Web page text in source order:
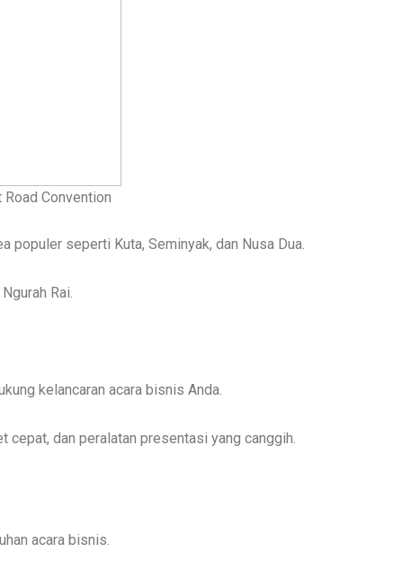
Convention
populer seperti Kuta, Seminyak, dan Nusa Dua.
Rai.
kelancaran acara bisnis Anda.
dan peralatan presentasi yang canggih.
acara bisnis.